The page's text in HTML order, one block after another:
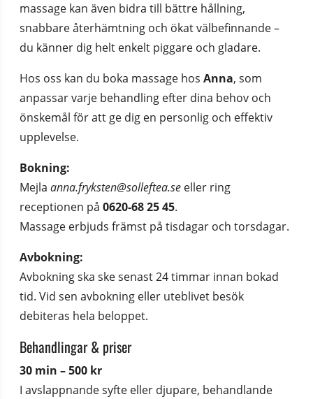
massage kan även bidra till bättre hållning,
snabbare återhämtning och ökat välbefinnande –
du känner dig helt enkelt piggare och gladare.
Hos oss kan du boka massage hos Anna, som
anpassar varje behandling efter dina behov och
önskemål för att ge dig en personlig och effektiv
upplevelse.
Bokning:
Mejla anna.fryksten@solleftea.se eller ring
receptionen på 0620-68 25 45.
Massage erbjuds främst på tisdagar och torsdagar.
Avbokning:
Avbokning ska ske senast 24 timmar innan bokad
tid. Vid sen avbokning eller uteblivet besök
debiteras hela beloppet.
Behandlingar & priser
30 min – 500 kr
I avslappnande syfte eller djupare, behandlande